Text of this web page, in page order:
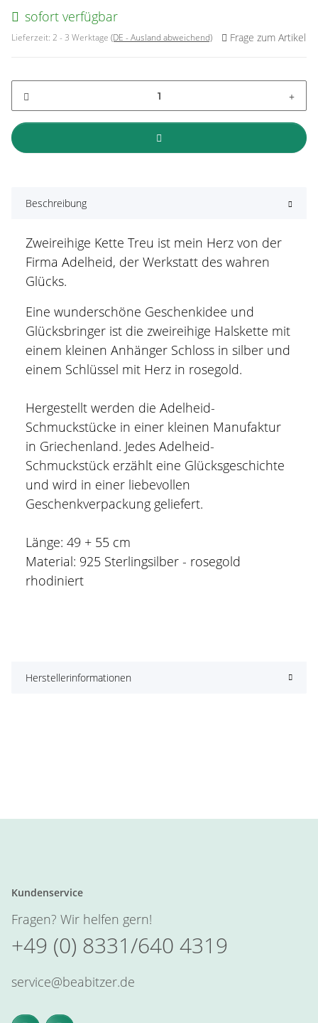
sofort verfügbar
Lieferzeit: 2 - 3 Werktage (DE - Ausland abweichend) Frage zum Artikel
Beschreibung
Zweireihige Kette Treu ist mein Herz von der
Firma Adelheid, der Werkstatt des wahren
Glücks.
Eine wunderschöne Geschenkidee und
Glücksbringer ist die zweireihige Halskette mit
einem kleinen Anhänger Schloss in silber und
einem Schlüssel mit Herz in rosegold.
Hergestellt werden die Adelheid-
Schmuckstücke in einer kleinen Manufaktur
in Griechenland. Jedes Adelheid-
Schmuckstück erzählt eine Glücksgeschichte
und wird in einer liebevollen
Geschenkverpackung geliefert.
Länge: 49 + 55 cm
Material: 925 Sterlingsilber - rosegold
rhodiniert
Herstellerinformationen
Kundenservice
Fragen? Wir helfen gern!
+49 (0) 8331/640 4319
service@beabitzer.de